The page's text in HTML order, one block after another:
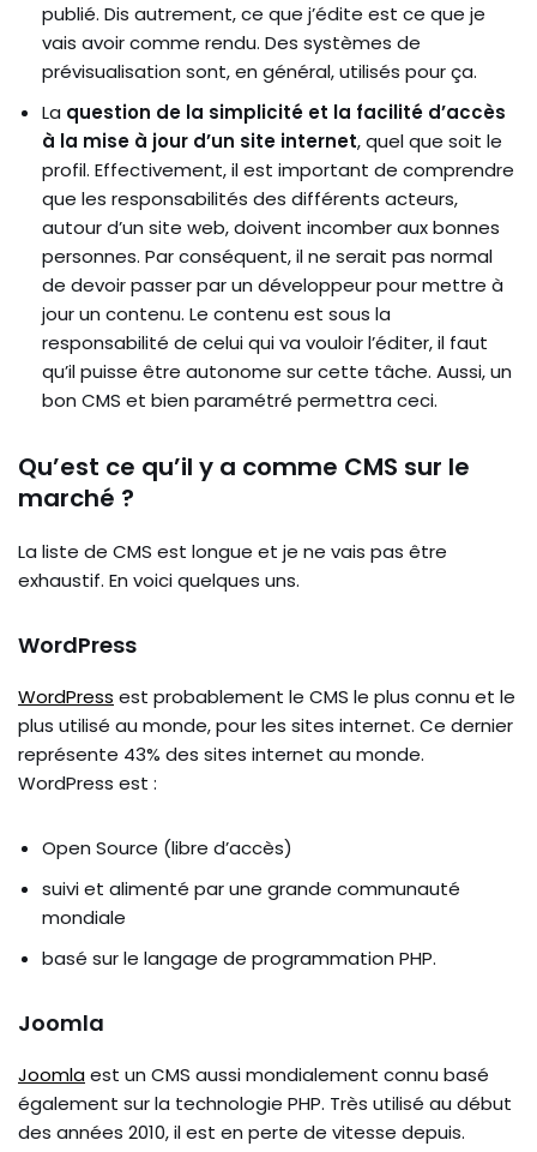
publié. Dis autrement, ce que j’édite est ce que je
vais avoir comme rendu. Des systèmes de
prévisualisation sont, en général, utilisés pour ça.
La question de la simplicité et la facilité d’accès
à la mise à jour d’un site internet, quel que soit le
profil. Effectivement, il est important de comprendre
que les responsabilités des différents acteurs,
autour d’un site web, doivent incomber aux bonnes
personnes. Par conséquent, il ne serait pas normal
de devoir passer par un développeur pour mettre à
jour un contenu. Le contenu est sous la
responsabilité de celui qui va vouloir l’éditer, il faut
qu’il puisse être autonome sur cette tâche. Aussi, un
bon CMS et bien paramétré permettra ceci.
Qu’est ce qu’il y a comme CMS sur le
marché ?
La liste de CMS est longue et je ne vais pas être
exhaustif. En voici quelques uns.
WordPress
WordPress est probablement le CMS le plus connu et le
plus utilisé au monde, pour les sites internet. Ce dernier
représente 43% des sites internet au monde.
WordPress est :
Open Source (libre d’accès)
suivi et alimenté par une grande communauté
mondiale
basé sur le langage de programmation PHP.
Joomla
Joomlaest un CMS aussi mondialement connu basé
également sur la technologie PHP. Très utilisé au début
des années 2010, il est en perte de vitesse depuis.